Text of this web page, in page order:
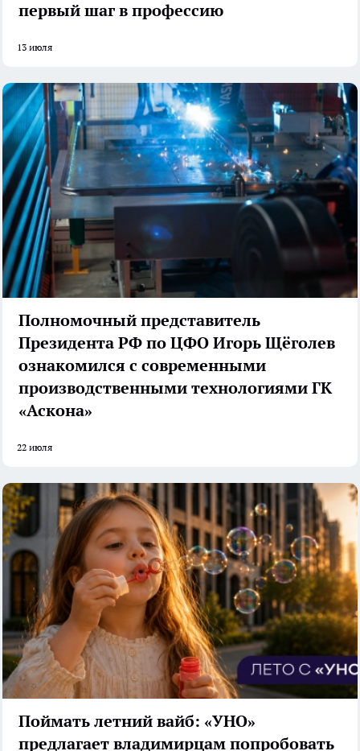
первый шаг в профессию
13 июля
Полномочный представитель
Президента РФ по ЦФО Игорь Щёголев
ознакомился с современными
производственными технологиями ГК
«Аскона»
22 июля
Поймать летний вайб: «УНО»
предлагает владимирцам попробовать